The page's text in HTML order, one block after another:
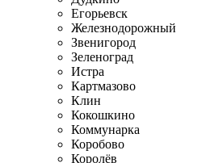
Егорьевск
Железнодорожный
Звенигород
Зеленоград
Истра
Картмазово
Клин
Кокошкино
Коммунарка
Коробово
Королёв